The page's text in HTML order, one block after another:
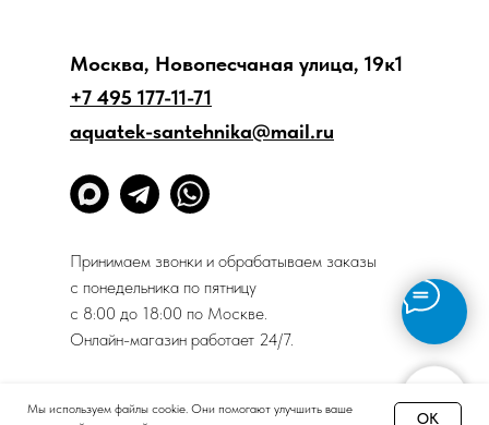
Мы используем файлы cookie. Они помогают улучшить ваше
OK
Политика конфиденциальности
Москва, Новопесчаная улица, 19к1
+7 495 177-11-71
aquatek-santehnika@mail.ru
Принимаем звонки и обрабатываем заказы
с понедельника по пятницу
с 8:00 до 18:00 по Москве.
Онлайн-магазин работает 24/7.